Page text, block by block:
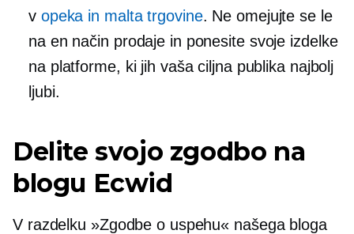
v opeka in maltatrgovine. Ne omejujte se le
na en način prodaje in ponesite svoje izdelke
na platforme, ki jih vaša ciljna publika najbolj
ljubi.
Delite svojo zgodbo na
blogu Ecwid
V razdelku »Zgodbe o uspehu« našega bloga